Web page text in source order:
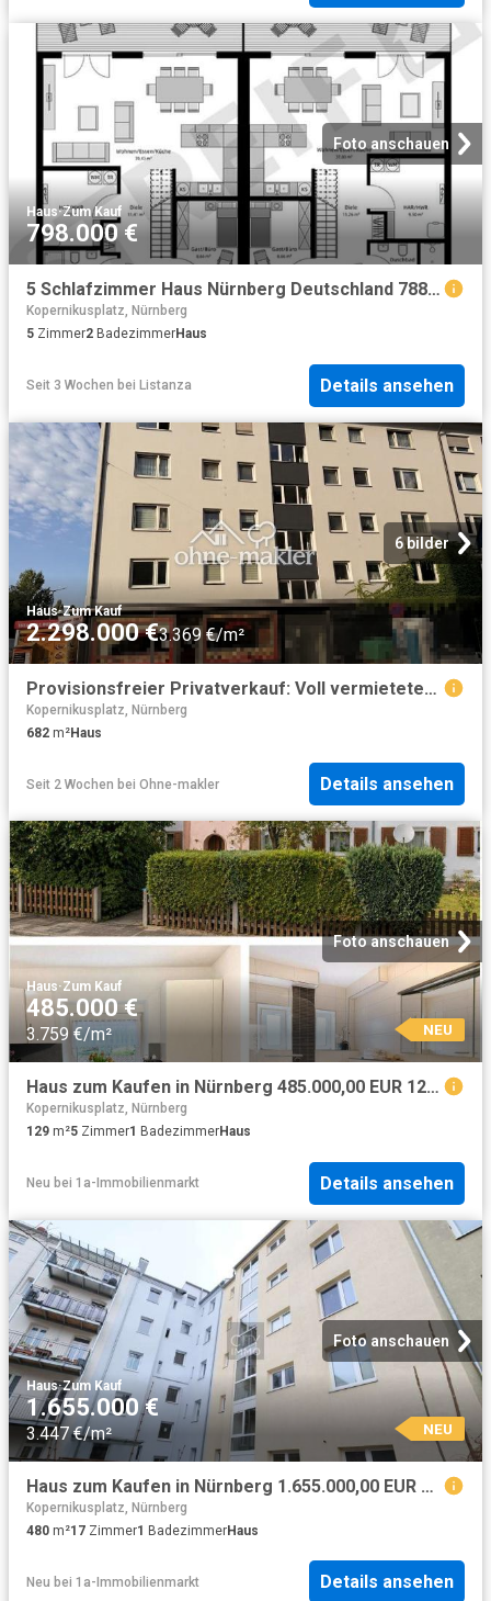
Foto anschauen
Haus·Zum Kauf
798.000 €
5 Schlafzimmer Haus Nürnberg Deutschland 78819350
Kopernikusplatz, Nürnberg
5 Zimmer2 BadezimmerHaus
Seit 3 Wochen bei Listanza Details ansehen
6 bilder
Haus·Zum Kauf
2.298.000 €3.369 €/m²
Provisionsfreier Privatverkauf: Voll vermietetes Wohn & Geschäftshaus in Nürnberg Eberhardshof
Kopernikusplatz, Nürnberg
682 m²Haus
Seit 2 Wochen bei Ohne-makler Details ansehen
Foto anschauen
Haus·Zum Kauf
485.000 €
3.759 €/m² NEU
Haus zum Kaufen in Nürnberg 485.000,00 EUR 129 m²
Kopernikusplatz, Nürnberg
129 m²5 Zimmer1 BadezimmerHaus
Neu bei 1a-Immobilienmarkt Details ansehen
Foto anschauen
Haus·Zum Kauf
1.655.000 €
3.447 €/m² NEU
Haus zum Kaufen in Nürnberg 1.655.000,00 EUR 480.85 m²
Kopernikusplatz, Nürnberg
480 m²17 Zimmer1 BadezimmerHaus
Neu bei 1a-Immobilienmarkt Details ansehen